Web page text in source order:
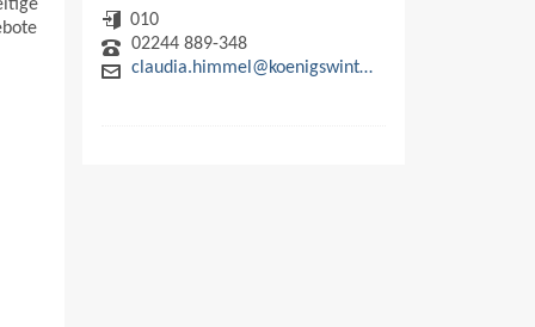
010
02244 889-348
claudia.himmel@koenigswinter.de